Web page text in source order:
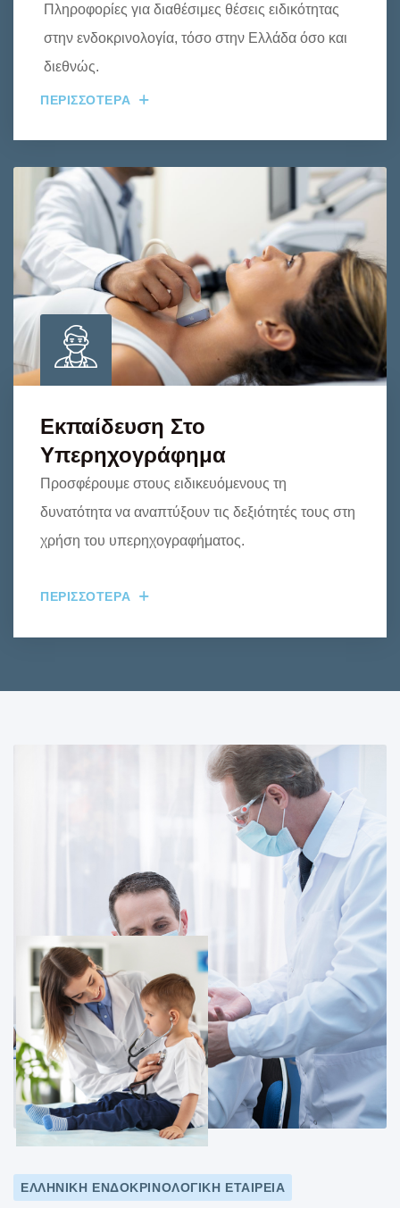
Πληροφορίες για διαθέσιμες θέσεις ειδικότητας
στην ενδοκρινολογία, τόσο στην Ελλάδα όσο και
διεθνώς.
ΠΕΡΙΣΣΟΤΕΡΑ
Εκπαίδευση Στο
Υπερηχογράφημα
Προσφέρουμε στους ειδικευόμενους τη
δυνατότητα να αναπτύξουν τις δεξιότητές τους στη
χρήση του υπερηχογραφήματος.
ΠΕΡΙΣΣΟΤΕΡΑ
ΕΛΛΗΝΙΚΗ ΕΝΔΟΚΡΙΝΟΛΟΓΙΚΗ ΕΤΑΙΡΕΙΑ